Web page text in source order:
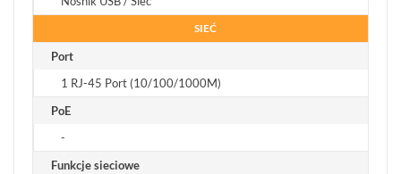
SIEĆ
Port
1 RJ-45 Port (10/100/1000M)
PoE
-
Funkcje sieciowe